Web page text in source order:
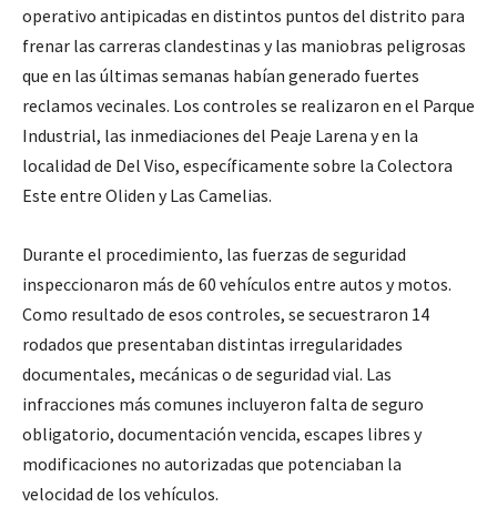
operativo antipicadas en distintos puntos del distrito para
frenar las carreras clandestinas y las maniobras peligrosas
que en las últimas semanas habían generado fuertes
reclamos vecinales. Los controles se realizaron en el Parque
Industrial, las inmediaciones del Peaje Larena y en la
localidad de Del Viso, específicamente sobre la Colectora
Este entre Oliden y Las Camelias.
Durante el procedimiento, las fuerzas de seguridad
inspeccionaron más de 60 vehículos entre autos y motos.
Como resultado de esos controles, se secuestraron 14
rodados que presentaban distintas irregularidades
documentales, mecánicas o de seguridad vial. Las
infracciones más comunes incluyeron falta de seguro
obligatorio, documentación vencida, escapes libres y
modificaciones no autorizadas que potenciaban la
velocidad de los vehículos.